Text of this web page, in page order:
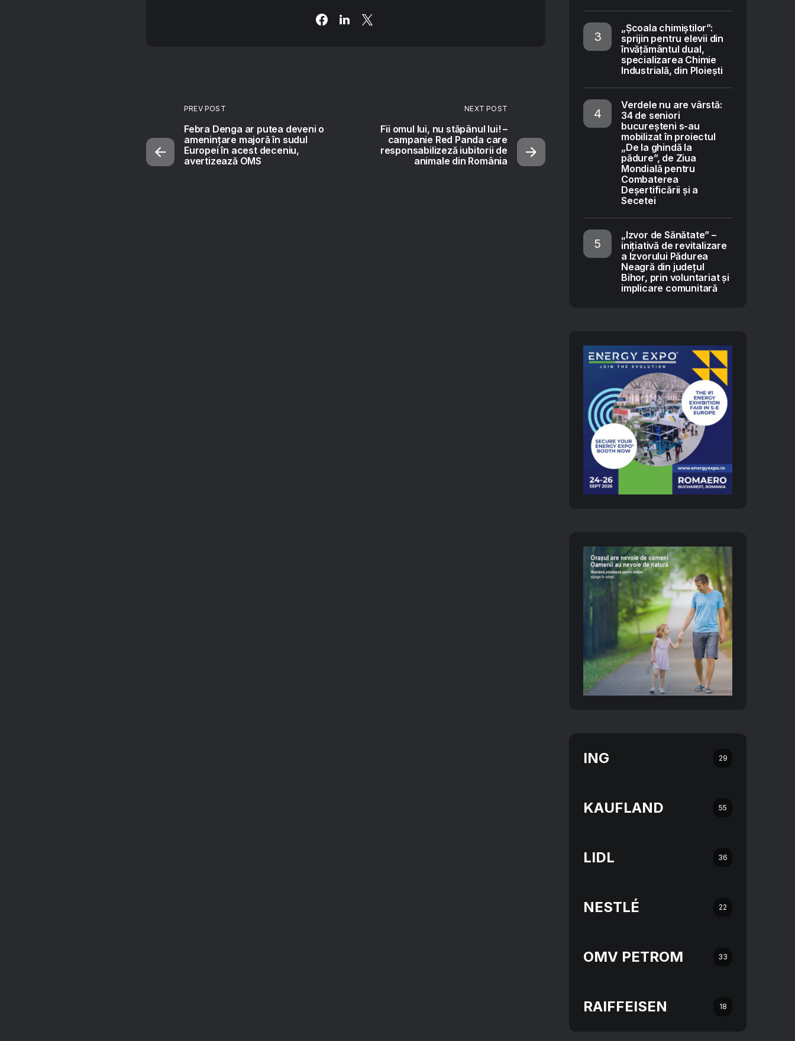
PREV POST
Febra Denga ar putea deveni o
amenințare majoră în sudul
Europei în acest deceniu,
avertizează OMS
NEXT POST
Fii omul lui, nu stăpânul lui! –
campanie Red Panda care
responsabilizeză iubitorii de
animale din România
„Școala chimiștilor”:
sprijin pentru elevii din
învățământul dual,
specializarea Chimie
Industrială, din Ploiești
Verdele nu are vârstă:
34 de seniori
bucureșteni s-au
mobilizat în proiectul
„De la ghindă la
pădure”, de Ziua
Mondială pentru
Combaterea
Deșertificării și a
Secetei
„Izvor de Sănătate” –
inițiativă de revitalizare
a Izvorului Pădurea
Neagră din județul
Bihor, prin voluntariat și
implicare comunitară
ING 29
KAUFLAND 55
LIDL 36
NESTLÉ 22
OMV PETROM 33
RAIFFEISEN 18